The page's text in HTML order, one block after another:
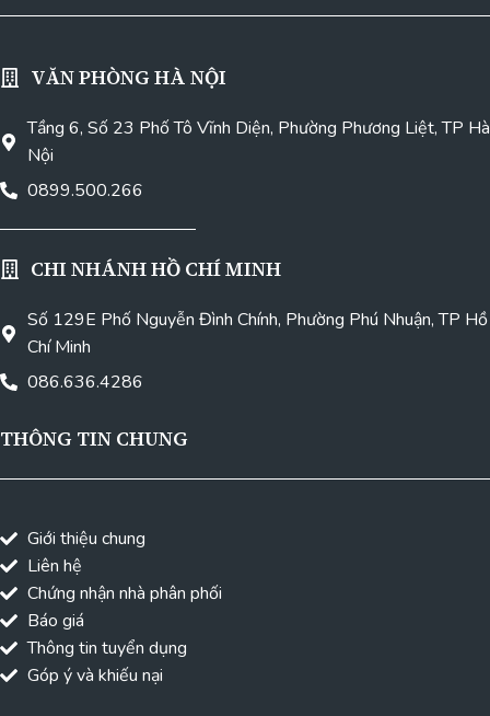
VĂN PHÒNG HÀ NỘI
Tầng 6, Số 23 Phố Tô Vĩnh Diện, Phường Phương Liệt, TP Hà
Nội
0899.500.266
CHI NHÁNH HỒ CHÍ MINH
Số 129E Phố Nguyễn Đình Chính, Phường Phú Nhuận, TP Hồ
Chí Minh
086.636.4286
THÔNG TIN CHUNG
Giới thiệu chung
Liên hệ
Chứng nhận nhà phân phối
Báo giá
Thông tin tuyển dụng
Góp ý và khiếu nại